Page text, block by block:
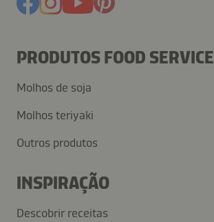
PRODUTOS FOOD SERVICE
Molhos de soja
Molhos teriyaki
Outros produtos
INSPIRAÇÃO
Descobrir receitas